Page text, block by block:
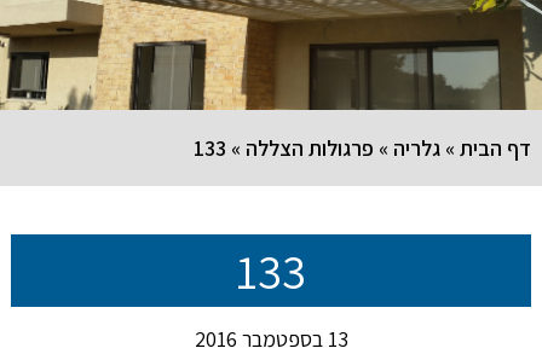
דף הבית» גלריה » פרגולות הצללה »
133
133
13 בספטמבר 2016